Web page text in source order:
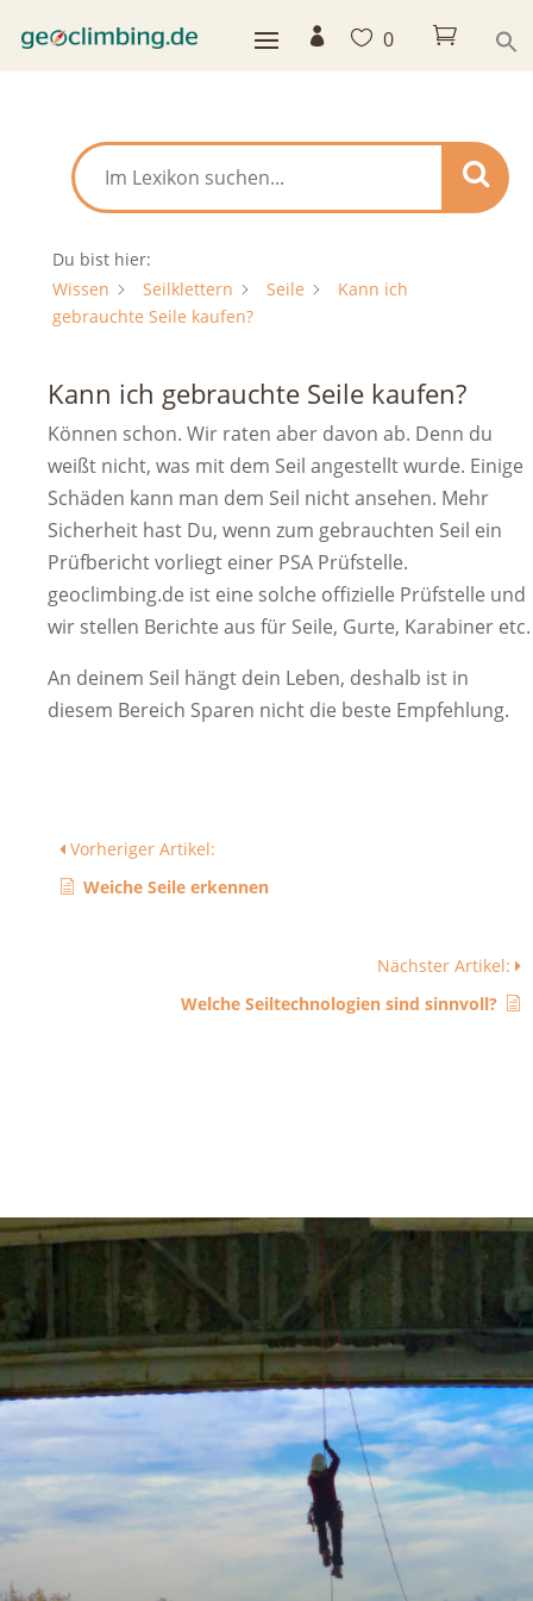
  0 
Du bist hier:
Wissen
Seilklettern Seile
Kann ich
gebrauchte Seile kaufen?
Kann ich gebrauchte Seile kaufen?
Können schon. Wir raten aber davon ab. Denn du
weißt nicht, was mit dem Seil angestellt wurde. Einige
Schäden kann man dem Seil nicht ansehen. Mehr
Sicherheit hast Du, wenn zum gebrauchten Seil ein
Prüfbericht vorliegt einer PSA Prüfstelle.
geoclimbing.de ist eine solche offizielle Prüfstelle und
wir stellen Berichte aus für Seile, Gurte, Karabiner etc.
An deinem Seil hängt dein Leben, deshalb ist in
diesem Bereich Sparen nicht die beste Empfehlung.
Vorheriger Artikel:
Weiche Seile erkennen
Nächster Artikel:
Welche Seiltechnologien sind sinnvoll?